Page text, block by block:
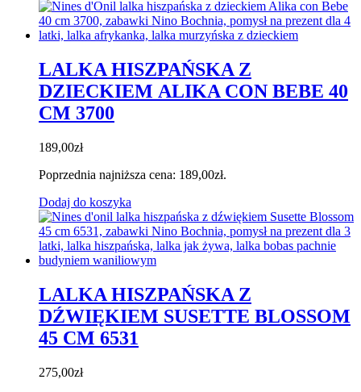
LALKA HISZPAŃSKA Z
DZIECKIEM ALIKA CON BEBE 40
CM 3700
189,00zł
Poprzednia najniższa cena: 189,00zł.
Dodaj do koszyka
LALKA HISZPAŃSKA Z
DŹWIĘKIEM SUSETTE BLOSSOM
45 CM 6531
275,00zł